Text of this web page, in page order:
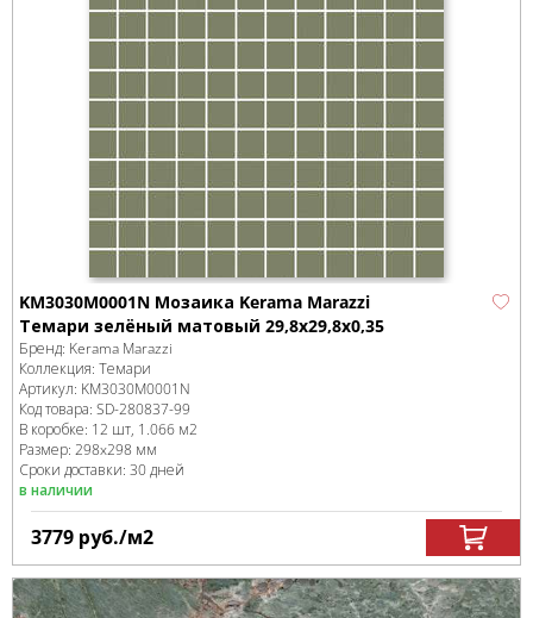
KM3030M0001N Мозаика Kerama Marazzi
Темари зелёный матовый 29,8x29,8x0,35
Бренд: Kerama Marazzi
Коллекция: Темари
Артикул: KM3030M0001N
Код товара: SD-280837-99
В коробке: 12 шт, 1.066 м2
Размер: 298x298 мм
Сроки доставки: 30 дней
в наличии
3779 руб./м2